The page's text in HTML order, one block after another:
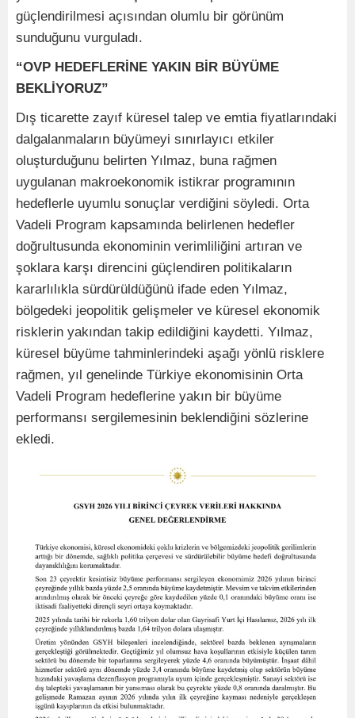
güçlendirilmesi açısından olumlu bir görünüm
sunduğunu vurguladı.
“OVP HEDEFLERİNE YAKIN BİR BÜYÜME
BEKLİYORUZ”
Dış ticarette zayıf küresel talep ve emtia fiyatlarındaki
dalgalanmaların büyümeyi sınırlayıcı etkiler
oluşturduğunu belirten Yılmaz, buna rağmen
uygulanan makroekonomik istikrar programının
hedeflerle uyumlu sonuçlar verdiğini söyledi. Orta
Vadeli Program kapsamında belirlenen hedefler
doğrultusunda ekonominin verimliliğini artıran ve
şoklara karşı direncini güçlendiren politikaların
kararlılıkla sürdürüldüğünü ifade eden Yılmaz,
bölgedeki jeopolitik gelişmeler ve küresel ekonomik
risklerin yakından takip edildiğini kaydetti. Yılmaz,
küresel büyüme tahminlerindeki aşağı yönlü risklere
rağmen, yıl genelinde Türkiye ekonomisinin Orta
Vadeli Program hedeflerine yakın bir büyüme
performansı sergilemesinin beklendiğini sözlerine
ekledi.